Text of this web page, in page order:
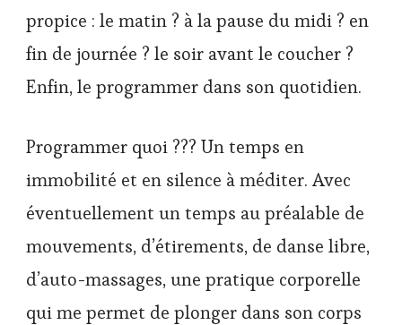
propice : le matin ? à la pause du midi ? en
fin de journée ? le soir avant le coucher ?
Enfin, le programmer dans son quotidien.
Programmer quoi ??? Un temps en
immobilité et en silence à méditer. Avec
éventuellement un temps au préalable de
mouvements, d’étirements, de danse libre,
d’auto-massages, une pratique corporelle
qui me permet de plonger dans son corps